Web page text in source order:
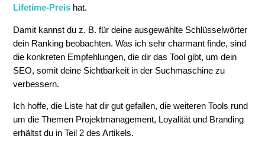
Lifetime-Preis hat.
Damit kannst du z. B. für deine ausgewählte Schlüsselwörter
dein Ranking beobachten. Was ich sehr charmant finde, sind
die konkreten Empfehlungen, die dir das Tool gibt, um dein
SEO, somit deine Sichtbarkeit in der Suchmaschine zu
verbessern.
Ich hoffe, die Liste hat dir gut gefallen, die weiteren Tools rund
um die Themen Projektmanagement, Loyalität und Branding
erhältst du in Teil 2 des Artikels.